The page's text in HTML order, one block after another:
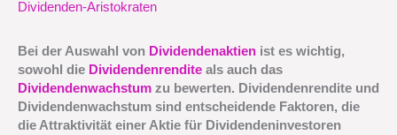
Dividenden-Aristokraten
Bei der Auswahl von Dividendenaktien ist es wichtig,
sowohl die Dividendenrendite als auch das
Dividendenwachstum zu bewerten. Dividendenrendite und
Dividendenwachstum sind entscheidende Faktoren, die
die Attraktivität einer Aktie für Dividendeninvestoren